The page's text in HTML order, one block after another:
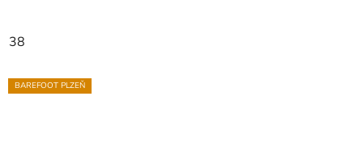
38
BAREFOOT PLZEŇ